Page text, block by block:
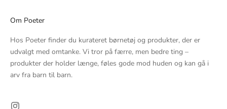
Om Poeter
Hos Poeter finder du kurateret børnetøj og produkter, der er
udvalgt med omtanke. Vi tror på færre, men bedre ting –
produkter der holder længe, føles gode mod huden og kan gå i
arv fra barn til barn.